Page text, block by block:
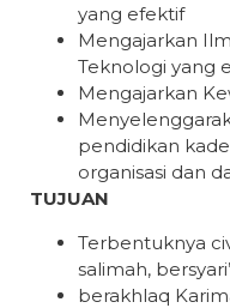
yang efektif
Mengajarkan
Teknologi yang
Mengajarkan
pendidikan
organisasi dan
TUJUAN
Terbentuknya
salimah,
berakhlaq